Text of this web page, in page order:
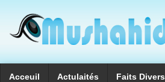
Acceuil Actulaités Faits Divers